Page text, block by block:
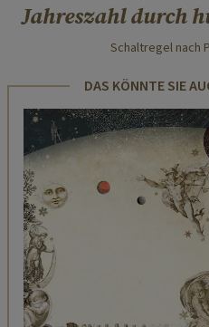
Jahreszahl durch
Schaltregel nach
DAS KÖNNTE SIE